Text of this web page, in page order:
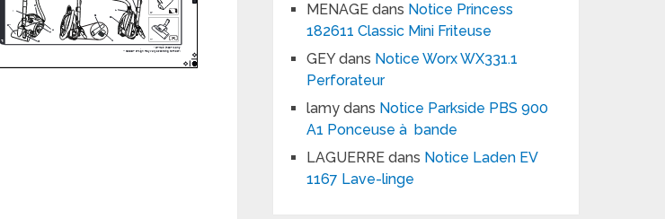
MENAGE dans Notice Princess
182611 Classic Mini Friteuse
GEYdans Notice Worx WX331.1
Perforateur
lamy dans Notice Parkside PBS 900
A1 Ponceuse à bande
LAGUERRE dans Notice Laden EV
1167 Lave-linge